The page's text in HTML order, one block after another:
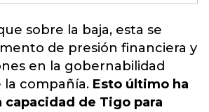
sobre la baja, esta se
de presión financiera y
en la gobernabilidad
la compañía. Esto último ha
de Tigo para